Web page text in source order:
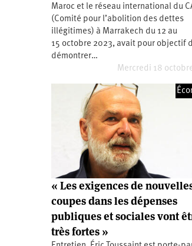
SNCF
Services
publics
Vidéos
Dans
mon
département
Maroc et le réseau international du
(Comité pour l’abolition des dettes
illégitimes) à Marrakech du 12 au
15 octobre 2023, avait pour objectif
démontrer…
Mercredi 18
« Les exigences de
coupes dans les dépenses
publiques et sociales vont
très fortes »